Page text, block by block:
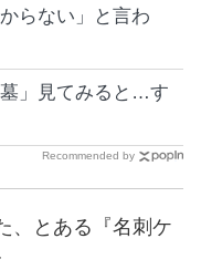
らない」と言わ
」見てみると…す
Recommended by
、とある『名刺ケ